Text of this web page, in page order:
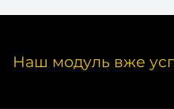
Наш модуль вже